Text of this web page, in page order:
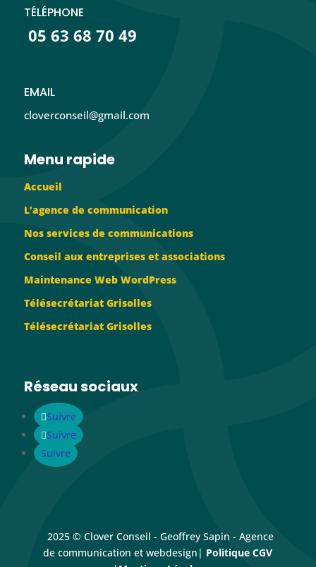
TÉLÉPHONE
05 63 68 70 49
EMAIL
cloverconseil@gmail.com
Menu rapide
Accueil
L’agence de communication
Nos services de communications
Conseil aux entreprises et associations
Maintenance Web WordPress
Télésecrétariat Grisolles
Télésecrétariat Grisolles
Réseau sociaux
Suivre
Suivre
Suivre
2025 © Clover Conseil - Geoffrey Sapin - Agence
de communication et webdesign| Politique CGV